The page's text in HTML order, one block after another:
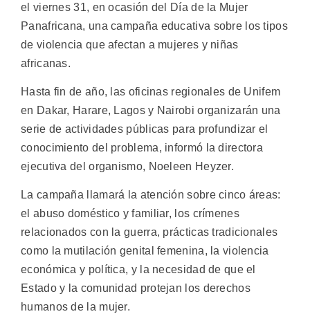
el viernes 31, en ocasión del Día de la Mujer
Panafricana, una campaña educativa sobre los tipos
de violencia que afectan a mujeres y niñas
africanas.
Hasta fin de año, las oficinas regionales de Unifem
en Dakar, Harare, Lagos y Nairobi organizarán una
serie de actividades públicas para profundizar el
conocimiento del problema, informó la directora
ejecutiva del organismo, Noeleen Heyzer.
La campaña llamará la atención sobre cinco áreas:
el abuso doméstico y familiar, los crímenes
relacionados con la guerra, prácticas tradicionales
como la mutilación genital femenina, la violencia
económica y política, y la necesidad de que el
Estado y la comunidad protejan los derechos
humanos de la mujer.